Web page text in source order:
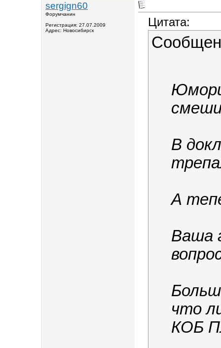
sergign60
Форумчанин
Регистрация: 27.07.2009
Адрес: Новосибирск
Цитата:
В
А
Ваша
что
КОБ